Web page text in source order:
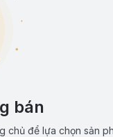
bán
chủ để lựa chọn sản